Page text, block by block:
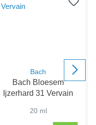
Bach
Bach Bloesem
Ijzerhard 31 Vervain
20 ml